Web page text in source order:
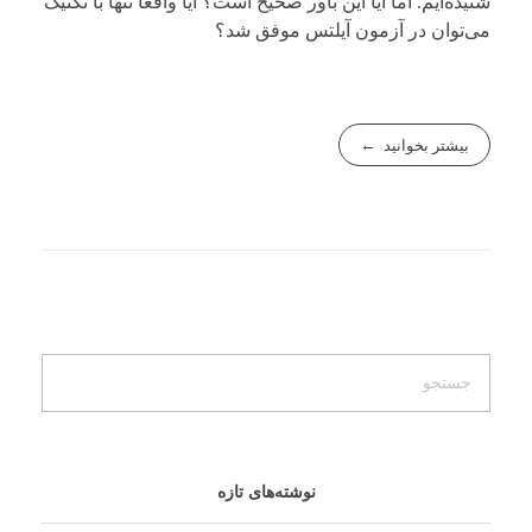
می‌توان در آزمون آیلتس موفق شد؟
بیشتر بخوانید
نوشته‌های تازه